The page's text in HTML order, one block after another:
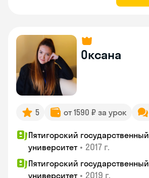
Оксана
5 от 1590 ₽ за урок
Пятигорский государственный
университет • 2017 г.
Пятигорский государственный
университет • 2019 г.